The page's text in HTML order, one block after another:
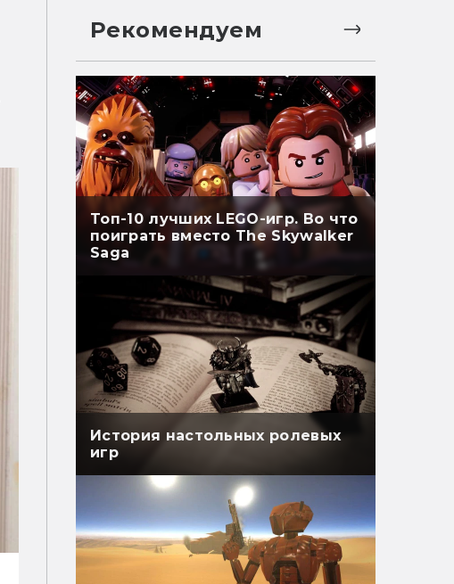
Рекомендуем
Топ-10 лучших LEGO-игр. Во что
поиграть вместо The Skywalker
Saga
История настольных ролевых
игр